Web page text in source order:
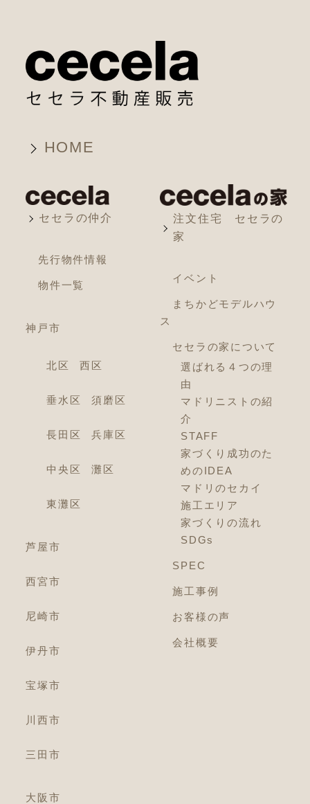
HOME
セセラの仲介
先行物件情報
物件一覧
神戸市
北区 西区
垂水区 須磨区
長田区 兵庫区
中央区 灘区
東灘区
芦屋市
西宮市
尼崎市
伊丹市
宝塚市
川西市
三田市
大阪市
注文住宅 セセラの
家
イベント
まちかどモデルハウ
ス
セセラの家について
選ばれる４つの理
由
マドリニストの紹
介
STAFF
家づくり成功のた
めのIDEA
マドリのセカイ
施工エリア
家づくりの流れ
SDGs
SPEC
施工事例
お客様の声
会社概要